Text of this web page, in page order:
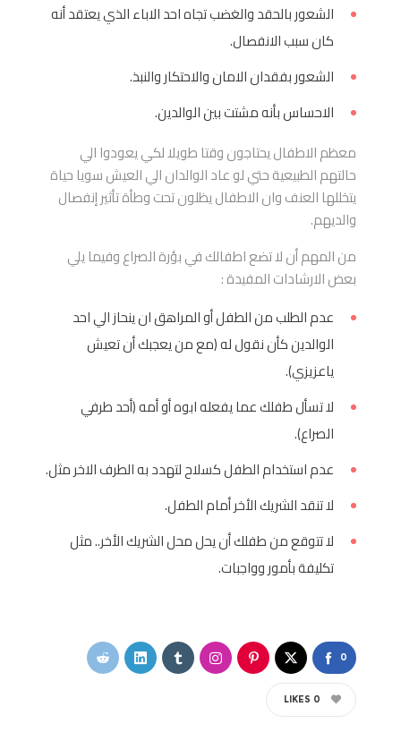
الشعور بالحقد والغضب تجاه احد الاباء الذي يعتقد أنه
كان سبب الانفصال.
الشعور بفقدان الامان والاحتكار والنبذ.
الاحساس بأنه مشتت بين الوالدين.
معظم الاطفال يحتاجون وقتا طويلا لكي يعودوا الي
حالتهم الطبيعية حتي لو عاد الوالدان الي العيش سويا حياة
يتخللها العنف وان الاطفال يظلون تحت وطأة تأثير إنفصال
والديهم.
من المهم أن لا تضع اطفالك في بؤرة الصراع وفيما يلي
بعض الارشادات المفيدة :
عدم الطلب من الطفل أو المراهق ان ينحاز الي احد
الوالدين كأن نقول له (مع من يعجبك أن تعيش
ياعزيزي).
لا تسأل طفلك عما يفعله ابوه أو أمه (أحد طرفي
الصراع).
عدم استخدام الطفل كسلاح لتهدد به الطرف الاخر مثل.
لا تنقد الشريك الأخر أمام الطفل.
لا تتوقع من طفلك أن يحل محل الشريك الأخر.. مثل
تكليفة بأمور وواجبات.
0
0
LIKES